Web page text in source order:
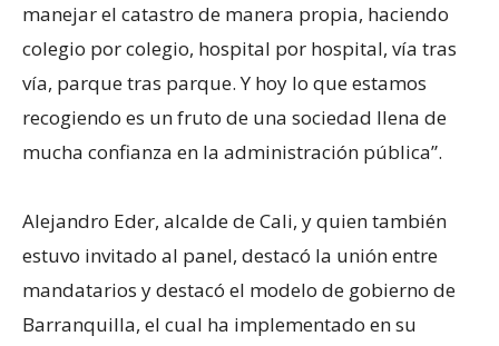
manejar el catastro de manera propia, haciendo
colegio por colegio, hospital por hospital, vía tras
vía, parque tras parque. Y hoy lo que estamos
recogiendo es un fruto de una sociedad llena de
mucha confianza en la administración pública”.
Alejandro Eder, alcalde de Cali, y quien también
estuvo invitado al panel, destacó la unión entre
mandatarios y destacó el modelo de gobierno de
Barranquilla, el cual ha implementado en su